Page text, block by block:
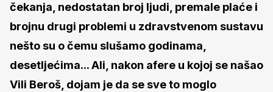
čekanja, nedostatan broj ljudi, premale plaće i
brojnu drugi problemi u zdravstvenom sustavu
nešto su o čemu slušamo godinama,
desetljećima... Ali, nakon afere u kojoj se našao
Vili Beroš, dojam je da se sve to moglo